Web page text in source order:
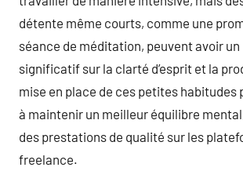
détente même courts, comme une
séance de méditation, peuvent avoir
significatif sur la clarté d’esprit et la
mise en place de ces petites
à maintenir un meilleur équilibre
des prestations de qualité sur les
freelance.